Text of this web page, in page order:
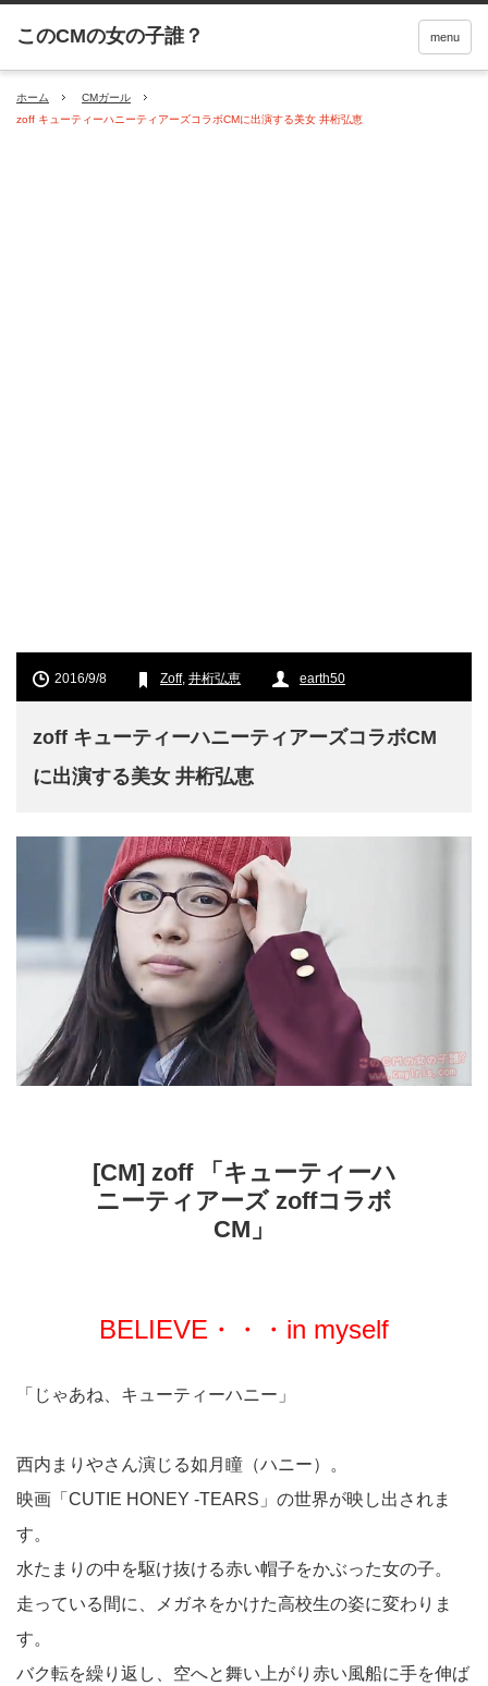
menu
ホーム
CMガール
zoff キューティーハニーティアーズコラボCMに出演する美女 井桁弘恵
2016/9/8 Zoff, 井桁弘恵 earth50
zoff キューティーハニーティアーズコラボCM
に出演する美女 井桁弘恵
[CM] zoff 「キューティーハ
ニーティアーズ zoffコラボ
CM」
BELIEVE・・・in myself
「じゃあね、キューティーハニー」
西内まりやさん演じる如月瞳（ハニー）。
映画「CUTIE HONEY -TEARS」の世界が映し出されま
す。
水たまりの中を駆け抜ける赤い帽子をかぶった女の子。
走っている間に、メガネをかけた高校生の姿に変わりま
す。
バク転を繰り返し、空へと舞い上がり赤い風船に手を伸ば